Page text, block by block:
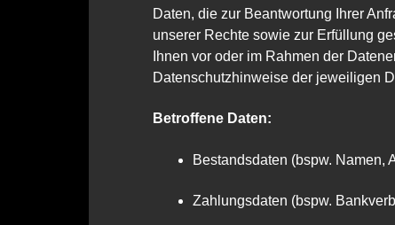
Daten, die zur Beantwortung Ihrer
unserer Rechte sowie zur Erfüllung
Ihnen vor oder im Rahmen der
Datenschutzhinweise der jeweiligen
Betroffene Daten:
Bestandsdaten (bspw. Namen,
Zahlungsdaten (bspw.